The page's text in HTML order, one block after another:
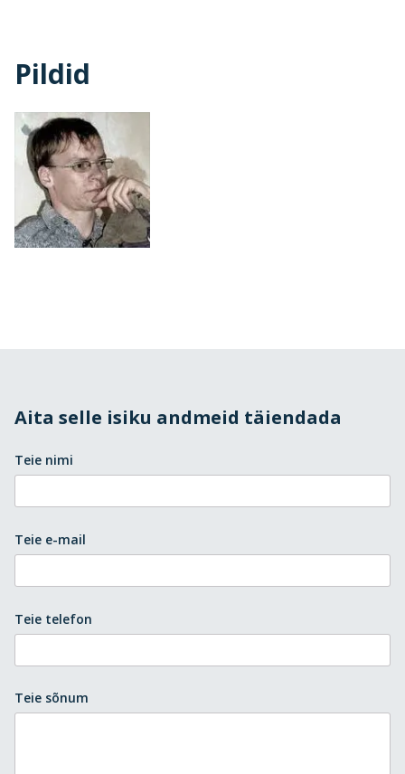
Pildid
Aita selle isiku andmeid täiendada
Teie nimi
Teie e-mail
Teie telefon
Teie sõnum